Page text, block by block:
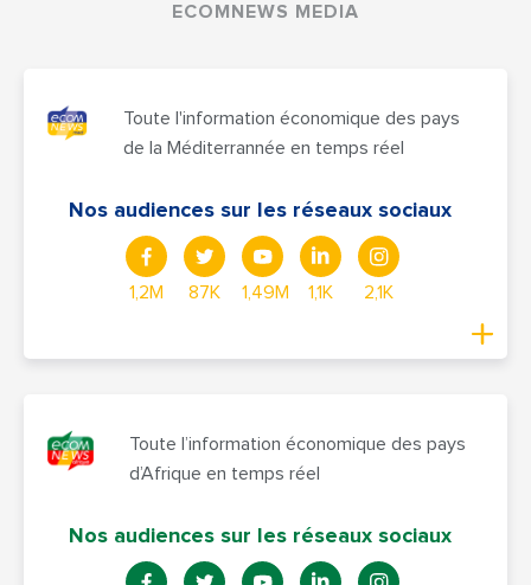
ECOMNEWS MEDIA
Toute l'information économique des pays
de la Méditerrannée en temps réel
Nos audiences sur les réseaux sociaux
1,2M 87K 1,49M 1,1K 2,1K
Toute l’information économique des pays
d’Afrique en temps réel
Nos audiences sur les réseaux sociaux